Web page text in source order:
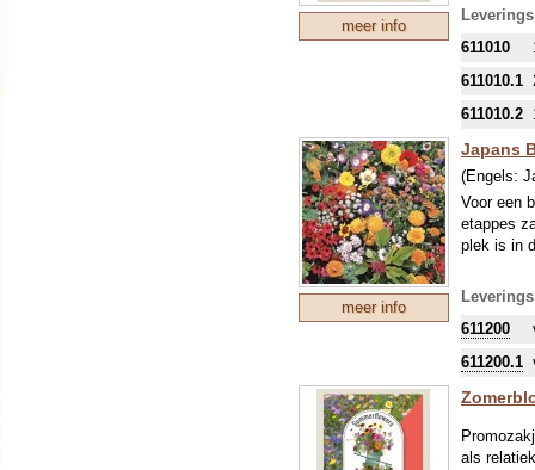
meer info
611010
611010.1
611010.2
meer info
Japans
(Engels:
Voor een
etappes
plek is in
611200
611200.1
als